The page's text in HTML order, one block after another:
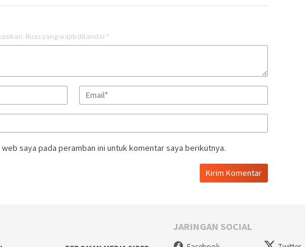
Ruas yang wajib ditandai *
saya pada peramban ini untuk komentar saya berikutnya.
JARINGAN SOCIAL